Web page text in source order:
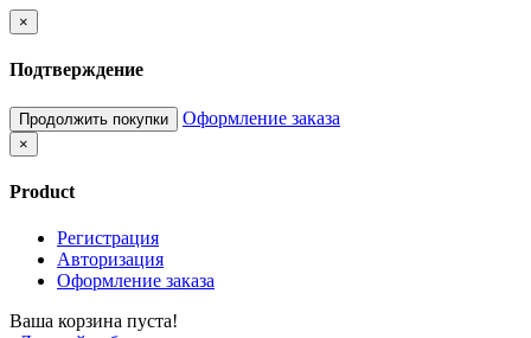
×
Подтверждение
Продолжить покупки Оформление заказа
×
Product
Регистрация
Авторизация
Оформление заказа
Ваша корзина пуста!